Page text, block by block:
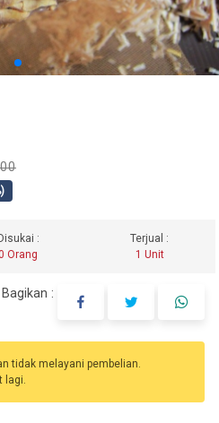
Disukai :
Orang
Terjual :
1 Unit
Bagikan :
tidak melayani pembelian.
lagi.